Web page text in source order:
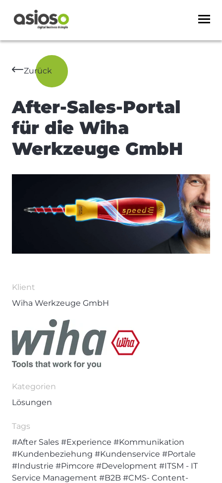
Zurück
After-Sales-Portal
für die Wiha
Werkzeuge GmbH
Klient
Wiha Werkzeuge GmbH
Kategorien
Lösungen
Tags
#After Sales #Experience #Kommunikation
#Kundenbeziehung #Kundenservice #Portale
#Industrie #Pimcore #Development #ITSM - IT
Service Management #B2B #CMS- Content-